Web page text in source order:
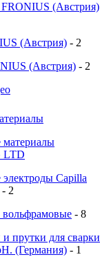
(Австрия)
(Австрия) - 2
(Австрия) - 2
LTD
Capilla
- 2
- 8
прутки для сварки
(Германия) - 1